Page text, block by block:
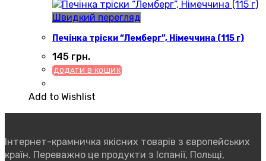
Швидкий перегляд
Печінка тріски “Лемберг”, Німеччина (115 г)
145 грн.
ДОДАТИ В КОШИК
Add to Wishlist
Інтернет-крамничка якісних товарів з європейських
країн. Переважно це продукти з Іспанії, Польщі,